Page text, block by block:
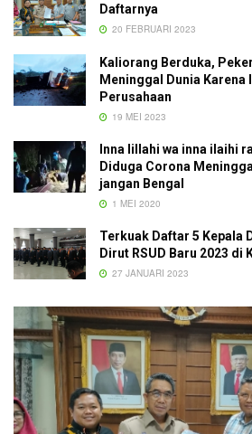
Daftarnya
20 FEBRUARI 2023
Kaliorang Berduka,
Meninggal Dunia Karena
Perusahaan
19 MEI 2023
Inna lillahi wa inna ilaihi
Diduga Corona
jangan Bengal
1 MEI 2020
Terkuak Daftar 5 Kepala
Dirut RSUD Baru 2023 di
27 JANUARI 2023